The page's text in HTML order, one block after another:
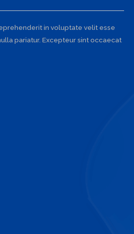
in voluptate velit esse
pariatur. Excepteur sint occaecat